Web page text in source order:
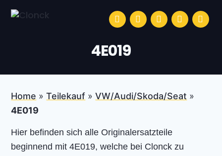
Zur Hauptnavigation springen
Skip to main content
Zur Fußzeile springen
Die App für deine professionelle Autoreparatur
facebookinstagram
linkedinyoutube
tiktok
4E019
Home »Teilekauf »VW/Audi/Skoda/Seat »
4E019
Hier befinden sich alle Originalersatzteile
beginnend mit 4E019, welche bei Clonck zu